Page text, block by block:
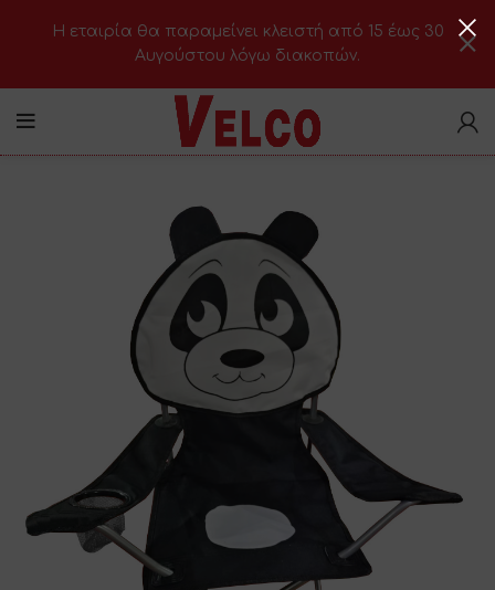
H εταιρία θα παραμείνει κλειστή από 15 έως 30
Αυγούστου λόγω διακοπών.